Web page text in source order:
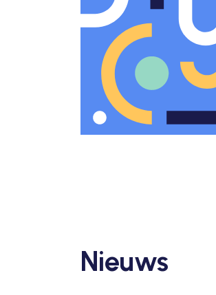
Nieuws